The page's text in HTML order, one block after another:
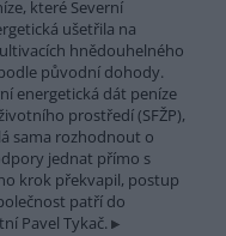
které Severní
ušetřila na
hnědouhelného
původní dohody.
energetická dát peníze
prostředí (SFŽP),
sama rozhodnout o
jednat přímo s
krok překvapil, postup
patří do
Pavel Tykač.